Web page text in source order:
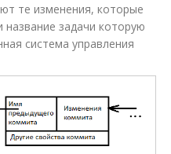
те изменения, которые
задачи которую
система управления